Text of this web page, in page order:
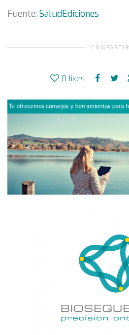
Fuente: SaludEdiciones
COMPARTIR
0 likes